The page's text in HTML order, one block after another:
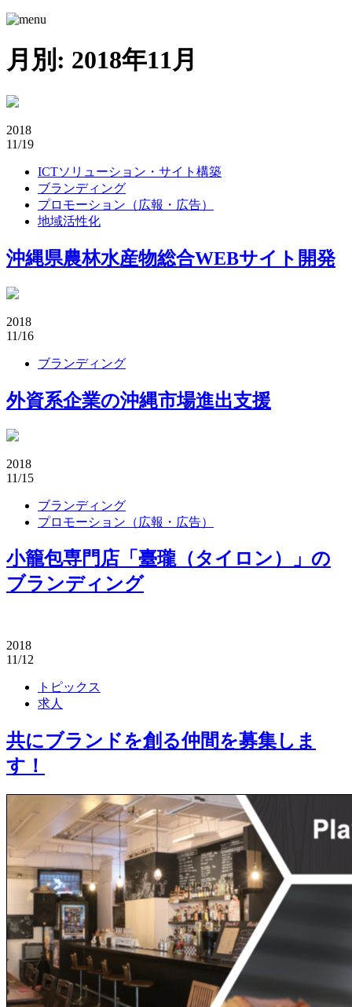
月別: 2018年11月
2018
11/19
ICTソリューション・サイト構築
ブランディング
プロモーション（広報・広告）
地域活性化
沖縄県農林水産物総合WEBサイト開発
2018
11/16
ブランディング
外資系企業の沖縄市場進出支援
2018
11/15
ブランディング
プロモーション（広報・広告）
小籠包専門店「臺瓏（タイロン）」の
ブランディング
2018
11/12
トピックス
求人
共にブランドを創る仲間を募集しま
す！